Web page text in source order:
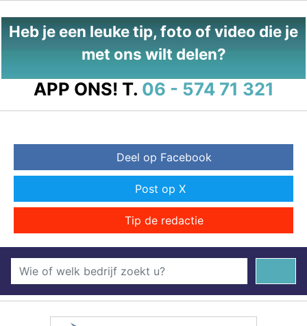
Heb je een leuke tip, foto of video die je
met ons wilt delen?
APP ONS! T. 06 - 574 71 321
Deel op Facebook
Post op X
Tip de redactie